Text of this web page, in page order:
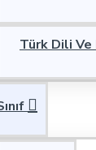
Türk Dili Ve